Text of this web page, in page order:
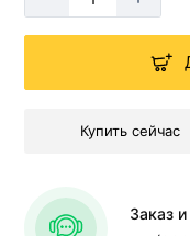
Купить сейчас
Заказ